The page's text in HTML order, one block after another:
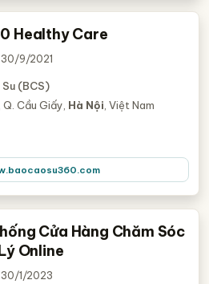
Healthy Care
9/2021
(BCS)
Cầu Giấy, Hà Nội , Việt Nam
Cửa Hàng Chăm Sóc
Online
1/2023